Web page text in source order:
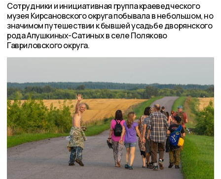
Сотрудники и инициативная группа краеведческого
музея Кирсановского округа побывала в небольшом, но
значимом путешествии к бывшей усадьбе дворянского
рода Апушкиных-Сатиных в селе Поляково
Гавриловского округа.